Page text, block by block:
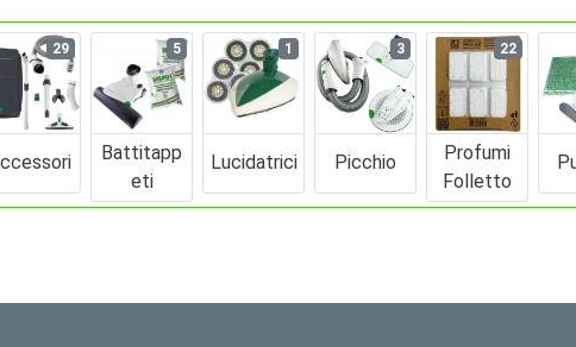
29
Battitapp
Eti
5
Lucidatrici
1
Picchio
3
Profumi
Folletto
22